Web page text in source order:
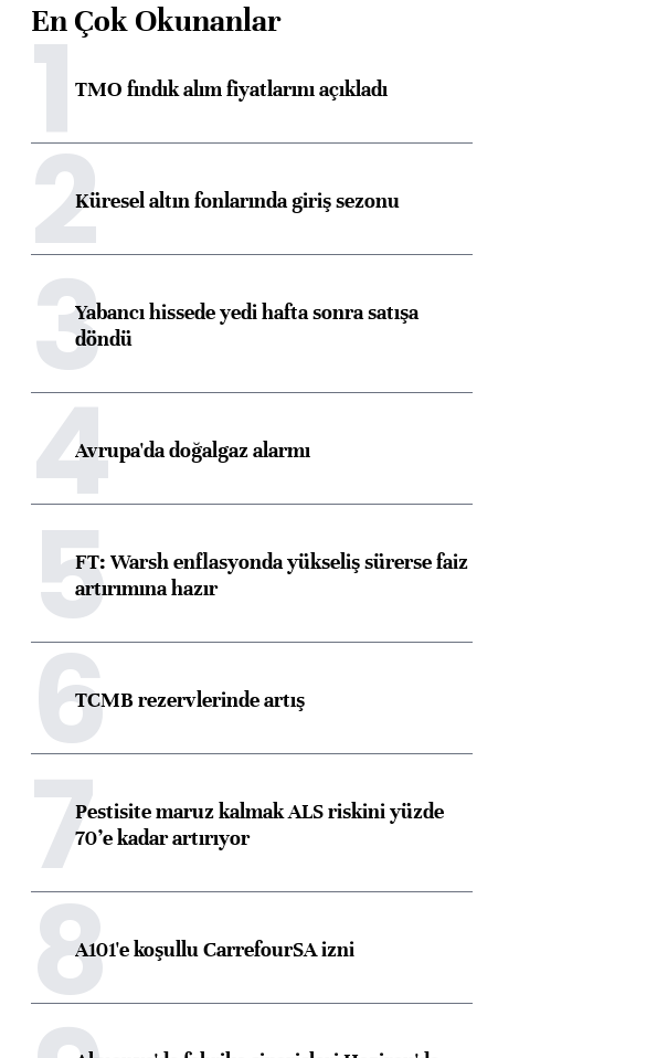
En Çok Okunanlar
1TMO fındık alım fiyatlarını açıkladı
2Küresel altın fonlarında giriş sezonu
3Yabancı hissede yedi hafta sonra satışa
döndü
4Avrupa'da doğalgaz alarmı
5FT: Warsh enflasyonda yükseliş sürerse faiz
artırımına hazır
6TCMB rezervlerinde artış
7Pestisite maruz kalmak ALS riskini yüzde
70’e kadar artırıyor
8A101'e koşullu CarrefourSA izni